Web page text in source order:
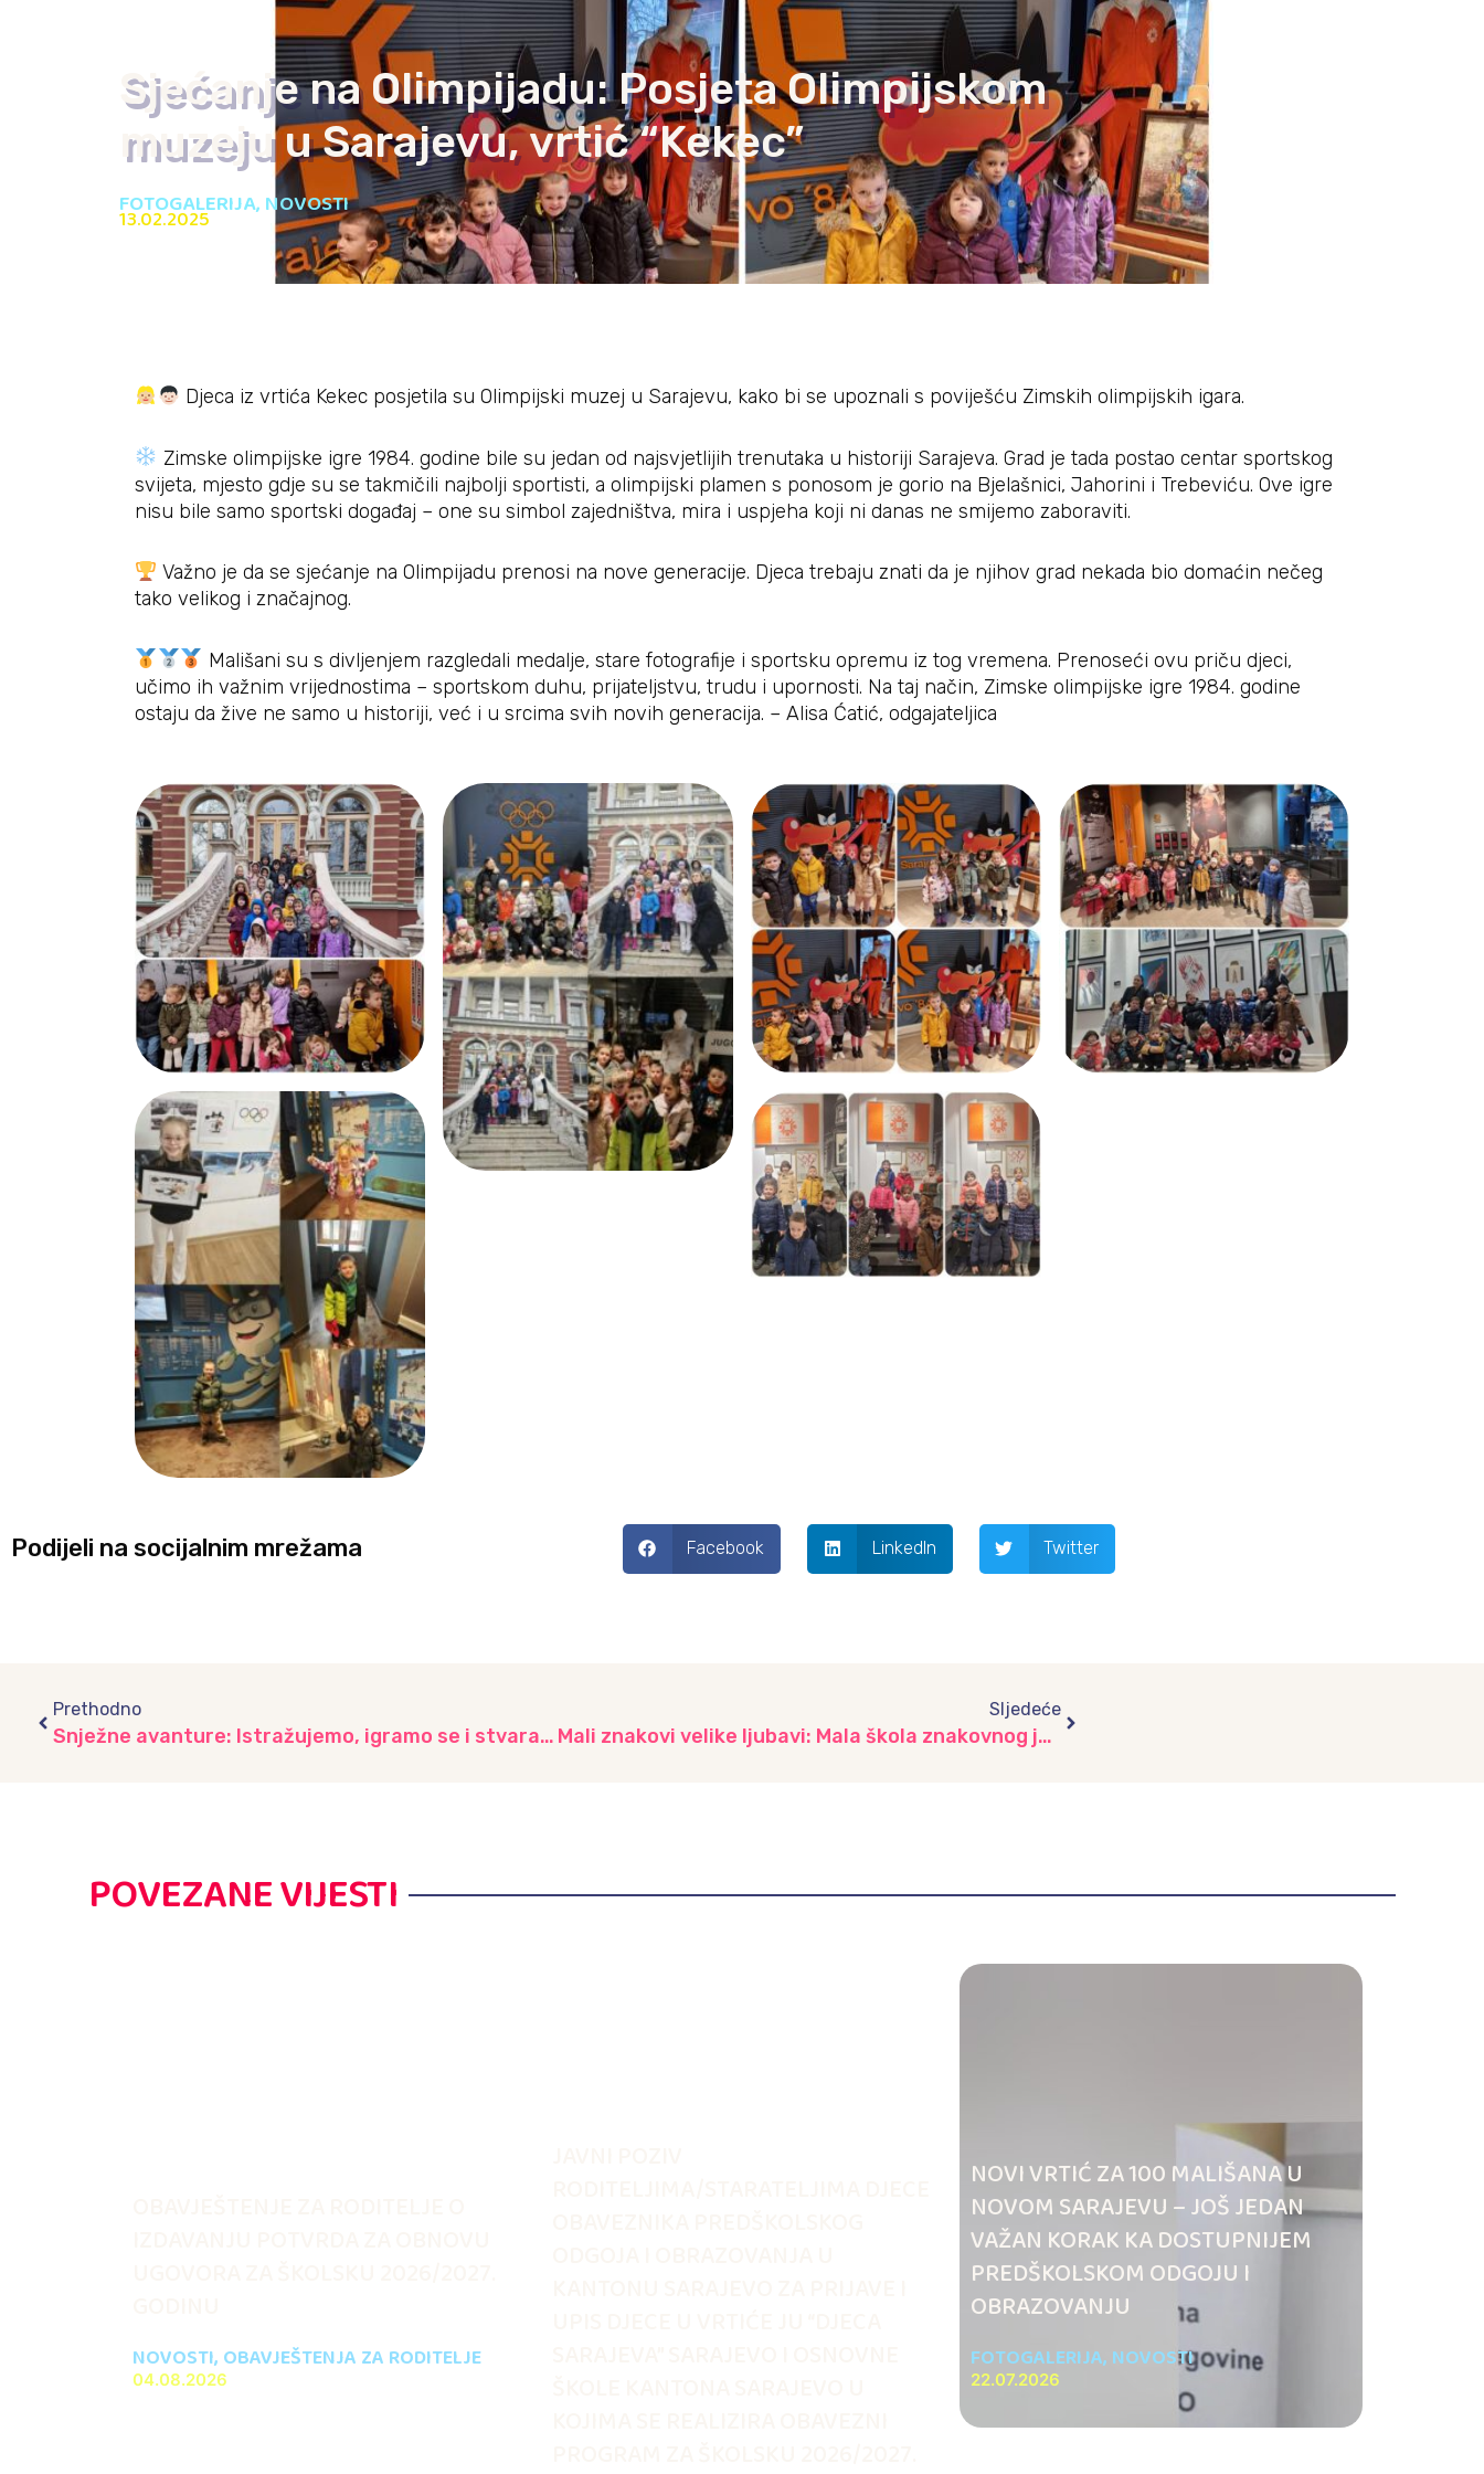
Sjećanje na Olimpijadu: Posjeta Olimpijskom
muzeju u Sarajevu, vrtić “Kekec”
FOTOGALERIJA,NOVOSTI
13.02.2025
Djeca iz vrtića Kekec posjetila su Olimpijski muzej u Sarajevu, kako bi se upoznali s poviješću Zimskih olimpijskih igara.
Zimske olimpijske igre 1984. godine bile su jedan od najsvjetlijih trenutaka u historiji Sarajeva. Grad je tada postao centar sportskog
svijeta, mjesto gdje su se takmičili najbolji sportisti, a olimpijski plamen s ponosom je gorio na Bjelašnici, Jahorini i Trebeviću. Ove igre
nisu bile samo sportski događaj – one su simbol zajedništva, mira i uspjeha koji ni danas ne smijemo zaboraviti.
Važno je da se sjećanje na Olimpijadu prenosi na nove generacije. Djeca trebaju znati da je njihov grad nekada bio domaćin nečeg
tako velikog i značajnog.
Mališani su s divljenjem razgledali medalje, stare fotografije i sportsku opremu iz tog vremena. Prenoseći ovu priču djeci,
učimo ih važnim vrijednostima – sportskom duhu, prijateljstvu, trudu i upornosti. Na taj način, Zimske olimpijske igre 1984. godine
ostaju da žive ne samo u historiji, već i u srcima svih novih generacija. – Alisa Ćatić, odgajateljica
Podijeli na socijalnim mrežama Facebook LinkedIn Twitter
Prethodno
Snježne avanture: Istražujemo, igramo se i stvaramo, vrtić “Aprilski cvjetovi”
Sljedeće
Mali znakovi velike ljubavi: Mala škola znakovnog jezika, vrtić „Šareni voz“
POVEZANE VIJESTI
NOVOSTI, OBAVJEŠTENJA ZA RODITELJE
04.08.2026
NOVI VRTIĆ ZA 100 MALIŠANA U
NOVOM SARAJEVU – JOŠ JEDAN
VAŽAN KORAK KA DOSTUPNIJEM
PREDŠKOLSKOM ODGOJU I
OBRAZOVANJU
FOTOGALERIJA, NOVOSTI
22.07.2026